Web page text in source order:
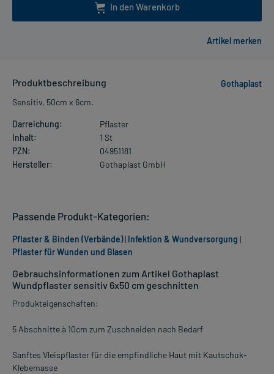
In den Warenkorb
Produktbeschreibung
Gothaplast
Sensitiv, 50cm x 6cm.
Darreichung:
Pflaster
Inhalt:
1 St
PZN:
04951181
Hersteller:
Gothaplast GmbH
Gebrauchsinformationen zum Artikel Gothaplast
Wundpflaster sensitiv 6x50 cm geschnitten
Produkteigenschaften:
5 Abschnitte à 10cm zum Zuschneiden nach Bedarf
Sanftes Vleispflaster für die empfindliche Haut mit Kautschuk-
Klebemasse
Passende Produkt-Kategorien:
Pflaster & Binden (Verbände)| Infektion & Wundversorgung |
Pflaster für Wunden und Blasen